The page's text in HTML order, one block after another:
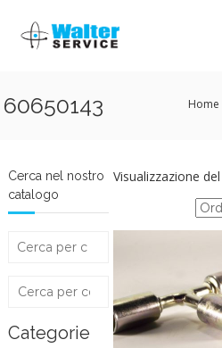
content
Walter
Service
parti
veicolo?
Vieni
Srl
60650143 Home
Visualizzazione
Cerca nel nostro
catalogo
Categorie